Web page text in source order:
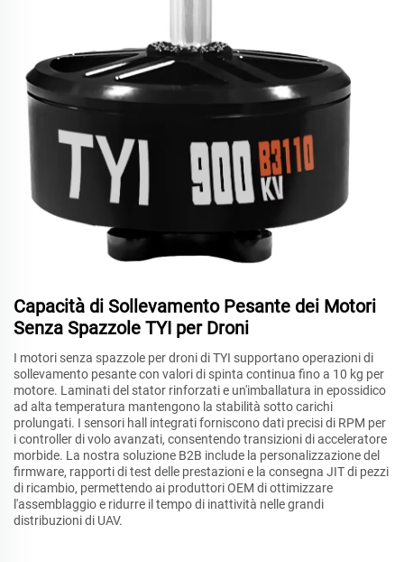
Capacità di Sollevamento Pesante dei Motori
Senza Spazzole TYI per Droni
I motori senza spazzole per droni di TYI supportano operazioni di
sollevamento pesante con valori di spinta continua fino a 10 kg per
motore. Laminati del stator rinforzati e un'imballatura in epossidico
ad alta temperatura mantengono la stabilità sotto carichi
prolungati. I sensori hall integrati forniscono dati precisi di RPM per
i controller di volo avanzati, consentendo transizioni di acceleratore
morbide. La nostra soluzione B2B include la personalizzazione del
firmware, rapporti di test delle prestazioni e la consegna JIT di pezzi
di ricambio, permettendo ai produttori OEM di ottimizzare
l'assemblaggio e ridurre il tempo di inattività nelle grandi
distribuzioni di UAV.